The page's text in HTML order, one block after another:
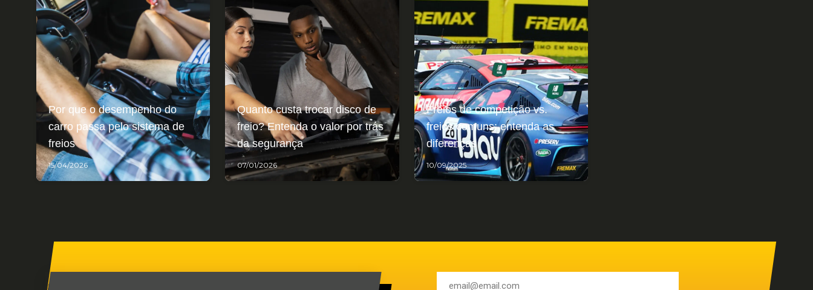
Por que o desempenho do
carro passa pelo sistema de
freios
15/04/2026
Quanto custa trocar disco de
freio? Entenda o valor por trás
da segurança
07/01/2026
Freios de competição vs.
freios comuns: entenda as
diferenças
10/09/2025